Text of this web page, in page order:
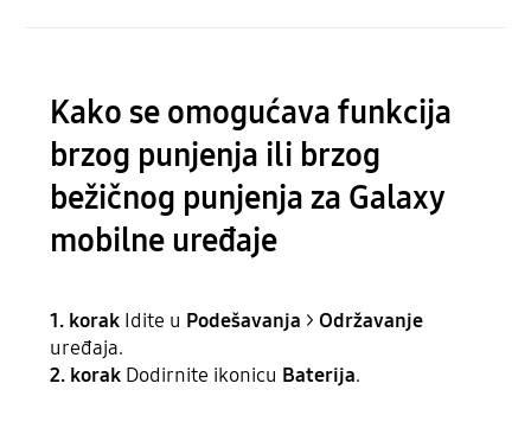
Kako se omogućava funkcija
brzog punjenja ili brzog
bežičnog punjenja za Galaxy
mobilne uređaje
1. korak Idite u Podešavanja >Održavanje
uređaja.
2. korak Dodirnite ikonicu Baterija.